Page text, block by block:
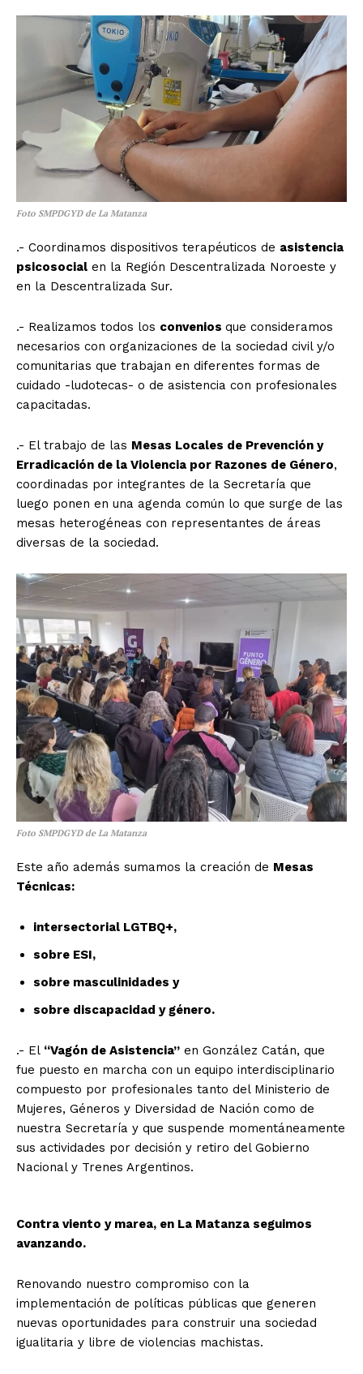
Foto SMPDGYD de La Matanza
.- Coordinamos dispositivos terapéuticos de asistencia
psicosocial en la Región Descentralizada Noroeste y
en la Descentralizada Sur.
.- Realizamos todos los convenios que consideramos
necesarios con organizaciones de la sociedad civil y/o
comunitarias que trabajan en diferentes formas de
cuidado -ludotecas- o de asistencia con profesionales
capacitadas.
.- El trabajo de las Mesas Locales de Prevención y
Erradicación de la Violencia por Razones de Género,
coordinadas por integrantes de la Secretaría que
luego ponen en una agenda común lo que surge de las
mesas heterogéneas con representantes de áreas
diversas de la sociedad.
Foto SMPDGYD de La Matanza
Este año además sumamos la creación de Mesas
Técnicas:
intersectorial LGTBQ+,
sobre ESI,
sobre masculinidades y
sobre discapacidad y género.
.- El “Vagón de Asistencia” en González Catán, que
fue puesto en marcha con un equipo interdisciplinario
compuesto por profesionales tanto del Ministerio de
Mujeres, Géneros y Diversidad de Nación como de
nuestra Secretaría y que suspende momentáneamente
sus actividades por decisión y retiro del Gobierno
Nacional y Trenes Argentinos.
Contra viento y marea, en La Matanza seguimos
avanzando.
Renovando nuestro compromiso con la
implementación de políticas públicas que generen
nuevas oportunidades para construir una sociedad
igualitaria y libre de violencias machistas.